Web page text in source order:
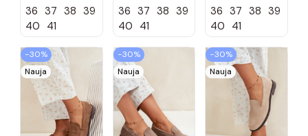
šokolado
spalvos Nesha
36 37 38 39
40 41
bordo spalvos
Nesha
36 37 38 39
40 41
36 37 38 39
40 41
−30%
Nauja
−30%
Nauja
−30%
Nauja